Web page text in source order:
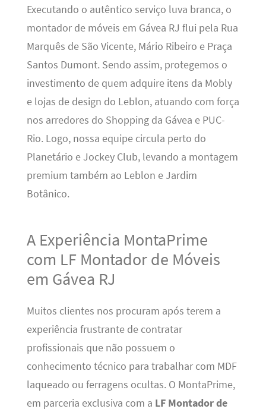
Executando o autêntico serviço luva branca, o
montador de móveis em Gávea RJ flui pela Rua
Marquês de São Vicente, Mário Ribeiro e Praça
Santos Dumont. Sendo assim, protegemos o
investimento de quem adquire itens da Mobly
e lojas de design do Leblon, atuando com força
nos arredores do Shopping da Gávea e PUC-
Rio. Logo, nossa equipe circula perto do
Planetário e Jockey Club, levando a montagem
premium também ao Leblon e Jardim
Botânico.
A Experiência MontaPrime
com LF Montador de Móveis
em Gávea RJ
Muitos clientes nos procuram após terem a
experiência frustrante de contratar
profissionais que não possuem o
conhecimento técnico para trabalhar com MDF
laqueado ou ferragens ocultas. O MontaPrime,
em parceria exclusiva com a LF Montador de